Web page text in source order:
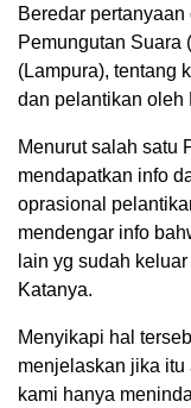
Beredar
Pemungutan Suara
(Lampura), tentang
dan pelantikan oleh
Menurut salah satu
mendapatkan info
oprasional
mendengar info
lain yg sudah
Katanya.
Menyikapi hal
menjelaskan jika
kami hanya